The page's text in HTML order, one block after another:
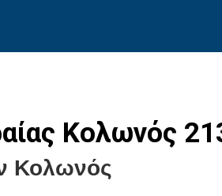
Κολωνός
Κολωνός